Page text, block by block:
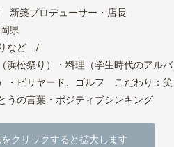
築プロデューサー・店長
県
りなど /
浜松祭り）・料理（学生時代のアルバ
・ビリヤード、ゴルフ こだわり：笑
うの言葉・ポジティブシンキング
クリックすると拡大します